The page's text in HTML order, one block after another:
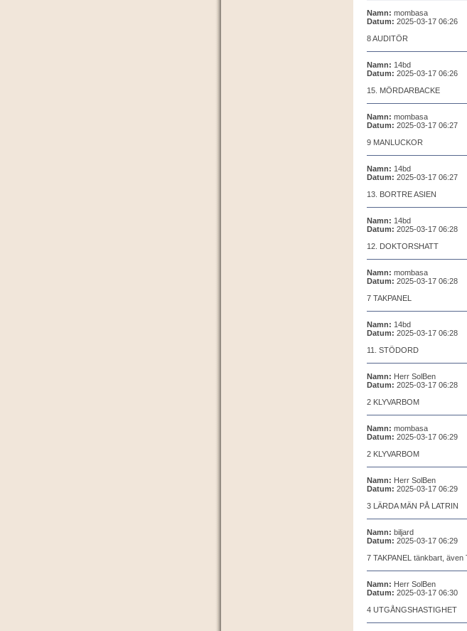
Namn: mombasa
Datum: 2025-03-17 06:26
8 AUDITÖR
Namn: 14bd
Datum: 2025-03-17 06:26
15. MÖRDARBACKE
Namn: mombasa
Datum: 2025-03-17 06:27
9 MANLUCKOR
Namn: 14bd
Datum: 2025-03-17 06:27
13. BORTRE ASIEN
Namn: 14bd
Datum: 2025-03-17 06:28
12. DOKTORSHATT
Namn: mombasa
Datum: 2025-03-17 06:28
7 TAKPANEL
Namn: 14bd
Datum: 2025-03-17 06:28
11. STÖDORD
Namn: Herr SolBen
Datum: 2025-03-17 06:28
2 KLYVARBOM
Namn: mombasa
Datum: 2025-03-17 06:29
2 KLYVARBOM
Namn: Herr SolBen
Datum: 2025-03-17 06:29
3 LÄRDA MÄN PÅ LATRIN
Namn: biljard
Datum: 2025-03-17 06:29
7 TAKPANEL tänkbart, även
Namn: Herr SolBen
Datum: 2025-03-17 06:30
4 UTGÅNGSHASTIGHET